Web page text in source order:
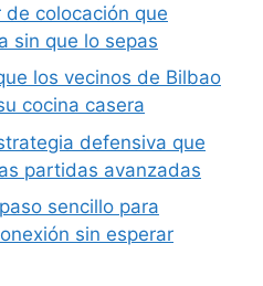
de colocación que
sin que lo sepas
los vecinos de Bilbao
cocina casera
defensiva que
partidas avanzadas
sencillo para
sin esperar